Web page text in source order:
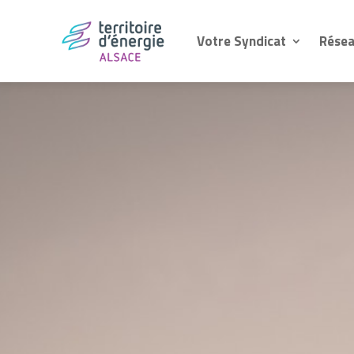
Votre Syndicat